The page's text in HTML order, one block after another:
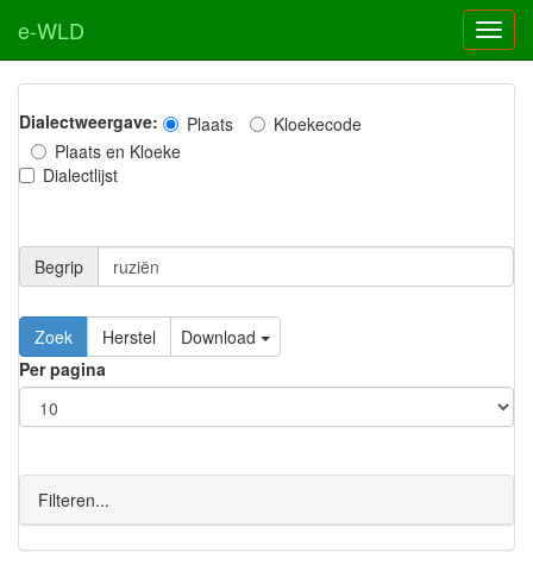
e-WLD
Dialectweergave: Plaats
Kloekecode
Plaats en Kloeke
Dialectlijst
Begrip
Zoek Herstel
Download
Per pagina
Filteren...